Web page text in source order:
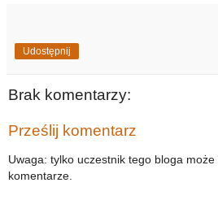
Udostępnij
Brak komentarzy:
Prześlij komentarz
Uwaga: tylko uczestnik tego bloga może
komentarze.